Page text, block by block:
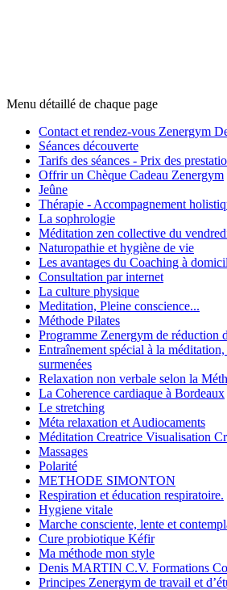
Menu détaillé de chaque page
Contact et rendez-vous Zenergym
Séances découverte
Tarifs des séances - Prix des
Offrir un Chèque Cadeau Zenergym
Jeûne
Thérapie - Accompagnement
La sophrologie
Méditation zen collective du
Naturopathie et hygiène de vie
Les avantages du Coaching à
Consultation par internet
La culture physique
Meditation, Pleine conscience...
Méthode Pilates
Programme Zenergym de réduction
Entraînement spécial à la
surmenées
Relaxation non verbale selon la
La Coherence cardiaque à Bordeaux
Le stretching
Méta relaxation et Audiocaments
Méditation Creatrice Visualisation
Massages
Polarité
METHODE SIMONTON
Respiration et éducation respiratoire.
Hygiene vitale
Marche consciente, lente et
Cure probiotique Kéfir
Ma méthode mon style
Denis MARTIN C.V. Formations
Principes Zenergym de travail et